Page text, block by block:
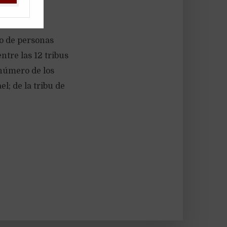
de personas
las 12 tribus
de los
de la tribu de